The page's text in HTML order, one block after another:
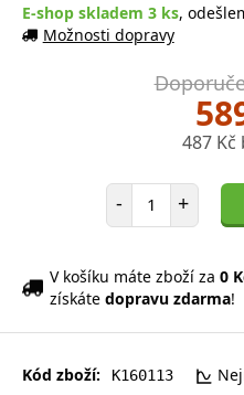
E-shop skladem 3 ks,
Možnosti dopravy
487 Kč
- Počet položek
+
V košíku máte zboží za 0
získáte dopravu zdarma!
Kód zboží: K160113